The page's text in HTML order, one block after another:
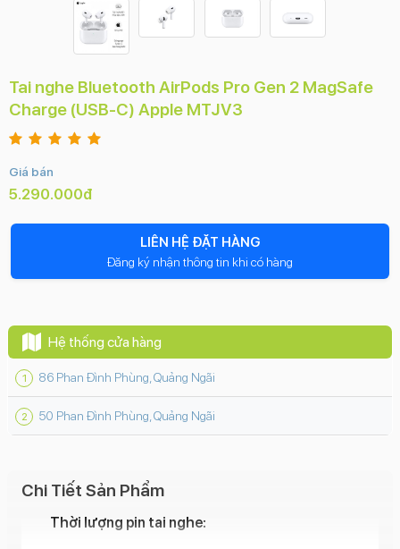
Tai nghe Bluetooth AirPods Pro Gen 2 MagSafe
Charge (USB-C) Apple MTJV3
Giá bán
5.290.000đ
LIÊN HỆ ĐẶT HÀNG
Đăng ký nhận thông tin khi có hàng
Hệ thống cửa hàng
86 Phan Đình Phùng, Quảng Ngãi
50 Phan Đình Phùng, Quảng Ngãi
Chi Tiết Sản Phẩm
Thời lượng pin tai nghe: